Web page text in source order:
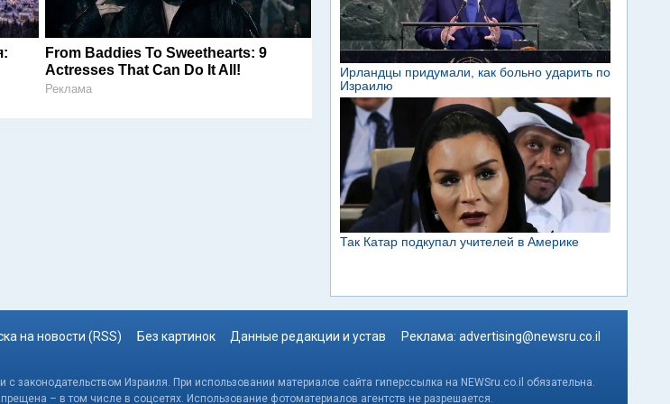
From Baddies To Sweethearts: 9
Actresses That Can Do It All!
Реклама
на новости (RSS) Без картинок Данные редакции и устав Реклама: advertising@newsru.co.il
законодательством Израиля. При использовании материалов сайта гиперссылка на NEWSru.co.il обязательна.
– в том числе в соцсетях. Использование фотоматериалов агентств не разрешается.